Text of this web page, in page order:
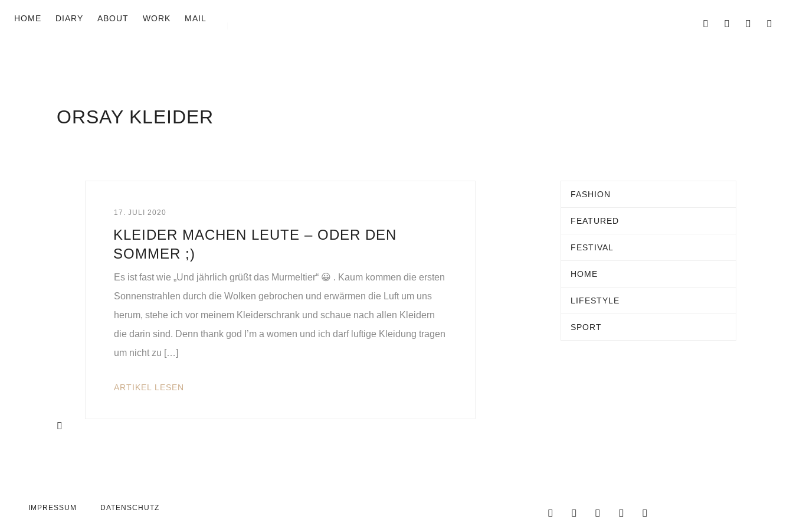
HOME DIARY ABOUT WORK MAIL
ORSAY KLEIDER
17. JULI 2020
KLEIDER MACHEN LEUTE – ODER DEN
SOMMER ;)
Es ist fast wie „Und jährlich grüßt das Murmeltier“ 😀 . Kaum kommen die ersten
Sonnenstrahlen durch die Wolken gebrochen und erwärmen die Luft um uns
herum, stehe ich vor meinem Kleiderschrank und schaue nach allen Kleidern
die darin sind. Denn thank god I’m a women und ich darf luftige Kleidung tragen
um nicht zu […]
ARTIKEL LESEN
FASHION
FEATURED
FESTIVAL
HOME
LIFESTYLE
SPORT
IMPRESSUM DATENSCHUTZ